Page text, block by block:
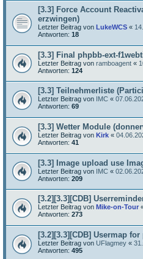
[3.3] Force Account
erzwingen)
Letzter Beitrag von LukeWCS «
Antworten: 18
[3.3] Final phpbb-ext-
Letzter Beitrag von ramboagent «
Antworten: 124
[3.3] Teilnehmerliste
Letzter Beitrag von IMC «
Antworten: 69
[3.3] Wetter Module
Letzter Beitrag von Kirk «
Antworten: 41
[3.3] Image upload use
Letzter Beitrag von IMC «
Antworten: 209
[3.2][3.3][CDB]
Letzter Beitrag von Mike-on-Tour
Antworten: 273
[3.2][3.3][CDB] Usermap for
Letzter Beitrag von UFlagmey «
Antworten: 495